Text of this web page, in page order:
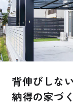
よくある
ご利用
お役立
背伸びしな
納得の家づ